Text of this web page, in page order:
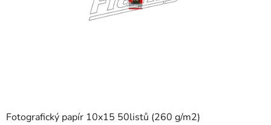
Fotografický papír 10x15 50listů (260 g/m2)